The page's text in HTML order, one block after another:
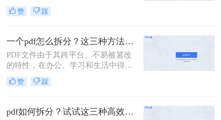
的特性而被广泛使用。然而，有时候
为了便于查阅、管理和分享，我们可
多个较小的文件。那么如何把pdf文件
分割呢？以下是四种常用的PDF文件
分割方法，每种方法都有其独特的优
势和适用场景。
赞 踩
一个pdf怎么拆分？这三种方法教你轻松拆分！
PDF文件由于其跨平台、不易被篡改
的特性，在办公、学习和生活中得到
了广泛的应用。然而，有时候一个大
型的PDF文件可能包含多个章节或不
拆分成多个小文件，以便更好地管理
和使用。那么一个PDF怎么拆分呢？
赞 踩
pdf如何拆分？试试这三种高效靠谱拆分方法!